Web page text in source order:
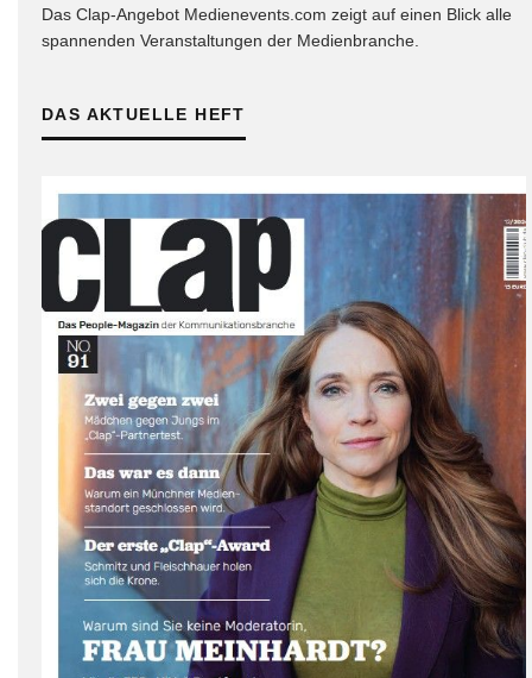
Das Clap-Angebot Medienevents.com zeigt auf einen Blick alle
spannenden Veranstaltungen der Medienbranche.
DAS AKTUELLE HEFT